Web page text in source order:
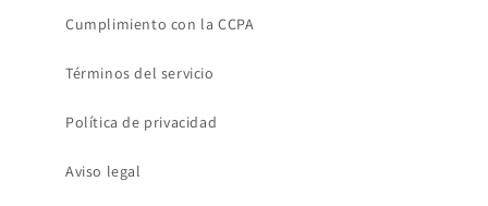
Cumplimiento con la CCPA
Términos del servicio
Política de privacidad
Aviso legal